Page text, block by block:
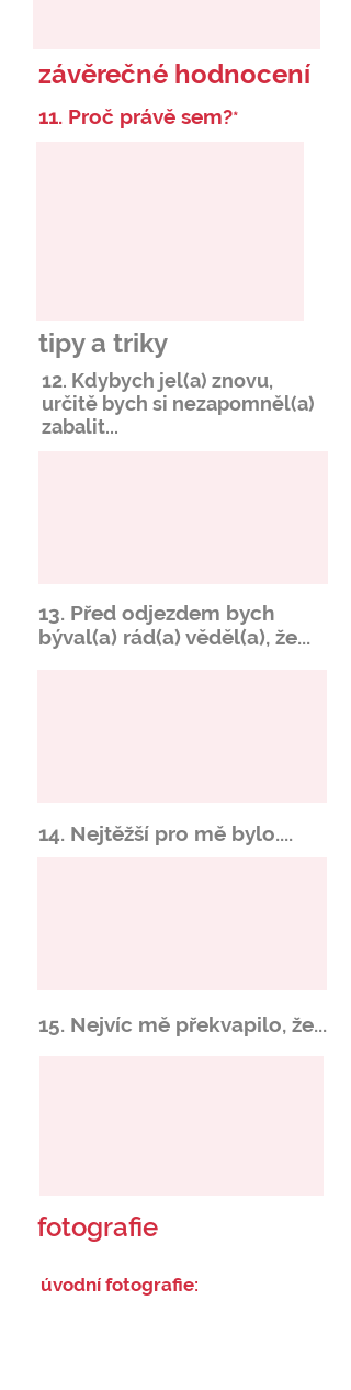
závěrečné hodnocení
11. Proč právě sem?*
tipy a triky
12. Kdybych jel(a) znovu,
určitě bych si nezapomněl(a)
zabalit...
13. Před odjezdem bych
býval(a) rád(a) věděl(a), že...
14. Nejtěžší pro mě bylo....
15. Nejvíc mě překvapilo, že...
fotografie
úvodní fotografie: